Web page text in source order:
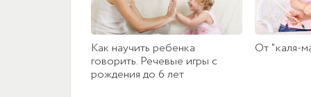
Как научить ребенка
говорить. Речевые игры с
рождения до 6 лет
От "каля-